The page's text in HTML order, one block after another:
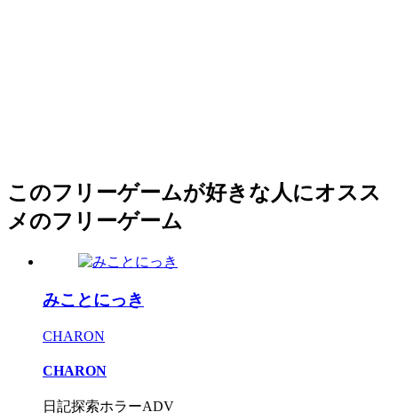
このフリーゲームが好きな人にオスス
メのフリーゲーム
みことにっき
CHARON
CHARON
日記探索ホラーADV